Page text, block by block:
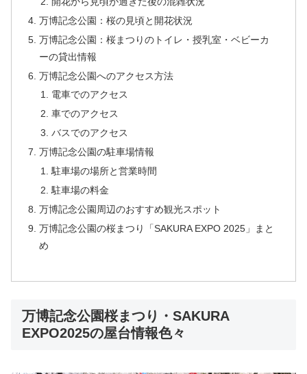
万博記念公園：桜の見頃と開花状況
万博記念公園：桜まつりのトイレ・授乳室・ベビーカ
ーの貸出情報
万博記念公園へのアクセス方法
電車でのアクセス
車でのアクセス
バスでのアクセス
万博記念公園の駐車場情報
駐車場の場所と営業時間
駐車場の料金
万博記念公園周辺のおすすめ観光スポット
万博記念公園の桜まつり「SAKURA EXPO 2025」まと
め
万博記念公園桜まつり・SAKURA
EXPO2025の屋台情報色々